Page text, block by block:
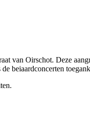
van Oirschot. Deze
beiaardconcerten